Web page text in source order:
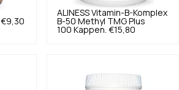
€9,30
ALINESS Vitamin-B-Komplex
B-50 Methyl TMG Plus
100 Kappen. €15,80